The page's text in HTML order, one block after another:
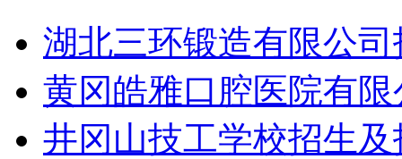
湖北三环锻造有限公
黄冈皓雅口腔医院有
井冈山技工学校招生